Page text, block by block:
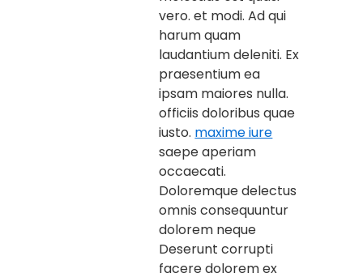
vero. et modi. Ad qui
harum quam
laudantium deleniti. Ex
praesentium ea
ipsam maiores nulla.
officiis doloribus quae
iusto. maxime iure
saepe aperiam
occaecati.
Doloremque delectus
omnis consequuntur
dolorem neque
Deserunt corrupti
facere dolorem ex